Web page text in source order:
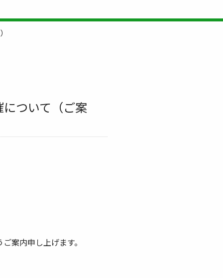
ついて（ご案
案内申し上げます。